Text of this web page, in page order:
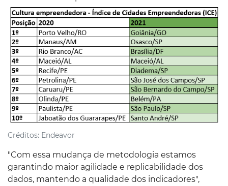
Créditos: Endeavor
"Com essa mudança de metodologia estamos
garantindo maior agilidade e replicabilidade dos
dados, mantendo a qualidade dos indicadores",